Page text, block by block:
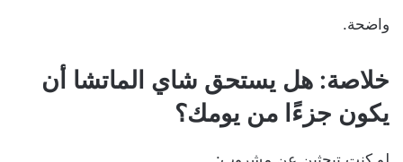
واضحة.
خلاصة: هل يستحق شاي الماتشا أن
يكون جزءًا من يومك؟